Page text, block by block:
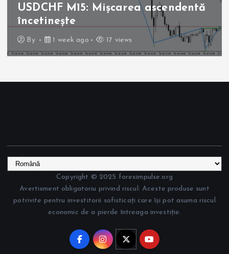
USDCHF M15: Mișcarea ascendentă
încetinește
By 1 week ago 17 views
Copyright © 2025 foreximpulse.org
Avertisment obligatoriu privind riscul: Aceste produse sunt
potrivite pentru investitorii sofisticați care își pot asuma riscul
economic de a pierde întreaga investiție.